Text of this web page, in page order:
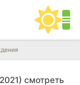
смотреть